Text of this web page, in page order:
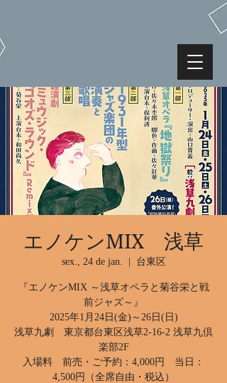
エノケンMIX 浅草
sex., 24 de jan. 台東区
『エノケンMIX ～浅草オペラと菊谷栄と戦
前ジャズ～』
2025年1月24日(金)～26日(日)
浅草九劇 東京都台東区浅草2-16-2 浅草九倶
楽部2F
入場料 前売・ご予約：4,000円 当日：
4,500円（全席自由・税込）